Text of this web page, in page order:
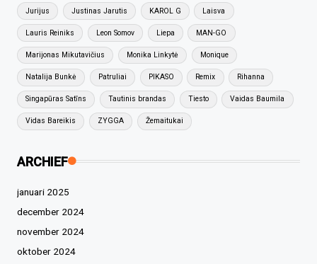
Jurijus Justinas Jarutis KAROL G Laisva
Lauris Reiniks Leon Somov Liepa MAN-GO
Marijonas Mikutavičius Monika Linkytė Monique
Natalija Bunkė Patruliai PIKASO Remix Rihanna
Singapūras Satīns Tautinis brandas Tiesto Vaidas Baumila
Vidas Bareikis ZYGGA Žemaitukai
ARCHIEF
januari 2025
december 2024
november 2024
oktober 2024